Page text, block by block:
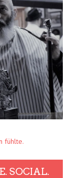
fühlte.
SOCIAL.